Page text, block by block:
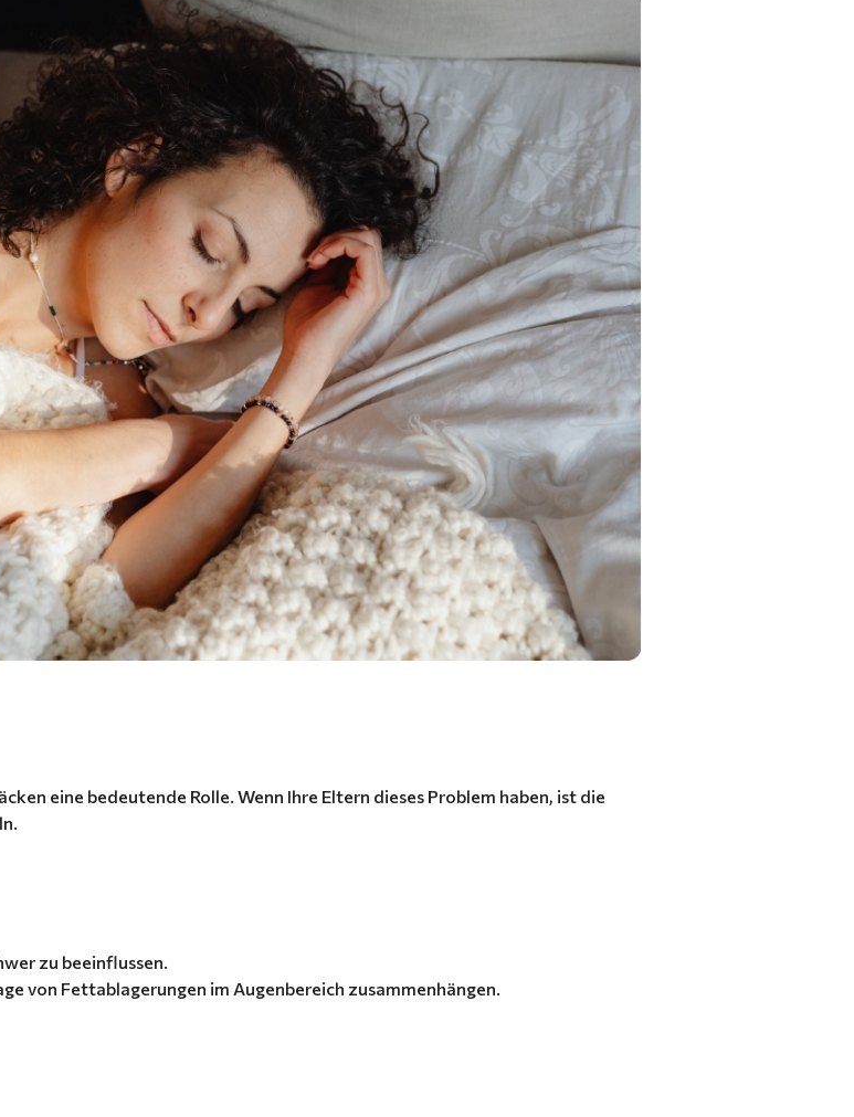
eine bedeutende Rolle. Wenn Ihre Eltern dieses Problem haben, ist die
zu beeinflussen.
von Fettablagerungen im Augenbereich zusammenhängen.